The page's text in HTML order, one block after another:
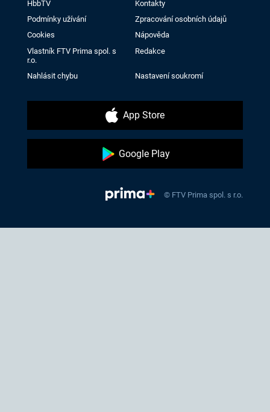
HbbTV
Kontakty
Podmínky užívání
Zpracování osobních údajů
Cookies
Nápověda
Vlastník FTV Prima spol. s
r.o.
Redakce
Nahlásit chybu Nastavení soukromí
App Store
Google Play
© FTV Prima spol. s r.o.